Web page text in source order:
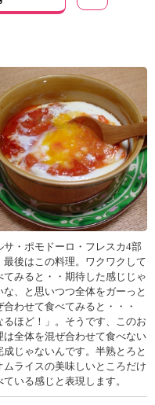
サ・ポモドーロ・フレスカ4部
最後はこの料理。ワクワクして
てみると・・期待した感じじゃ
な、と思いつつ全体をガーっと
合わせて食べてみると・・・
るほど！」。そうです、このお
は全体を混ぜ合わせて食べない
成じゃないんです。半熟とろと
ムライスの美味しいところだけ
ている感じと表現します。